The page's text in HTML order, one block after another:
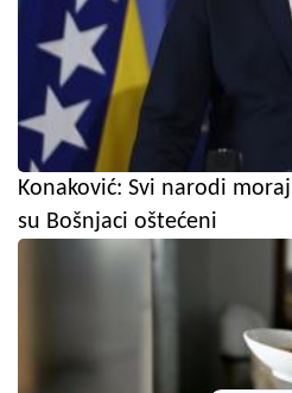
Konaković: Svi narodi
su Bošnjaci oštećeni